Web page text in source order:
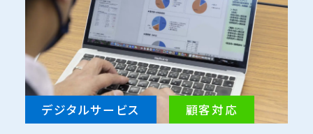
デジタルサービス 顧客対応